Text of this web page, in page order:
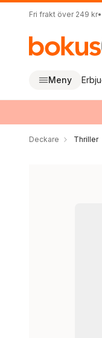
Fri frakt över 249 kr•
Meny
Deckare Thriller